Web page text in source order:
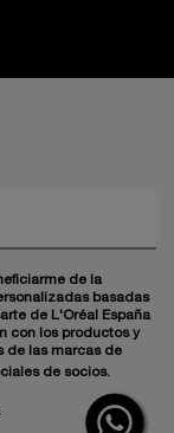
de la
basadas
de L'Oréal España
con los productos y
de las marcas de
de socios.